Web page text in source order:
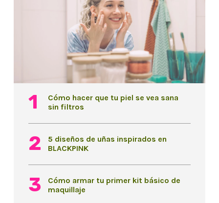
Cómo hacer que tu piel se vea sana
sin filtros
5 diseños de uñas inspirados en
BLACKPINK
Cómo armar tu primer kit básico de
maquillaje